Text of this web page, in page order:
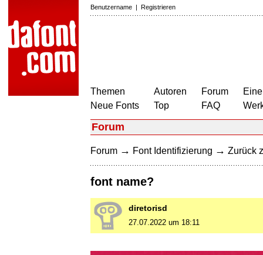
Benutzername | Registrieren
Themen
Neue Fonts
Autoren
Top
Forum
FAQ
Forum
Forum → Font Identifizierung → Zurück
font name?
diretorisd
27.07.2022 um 18:11